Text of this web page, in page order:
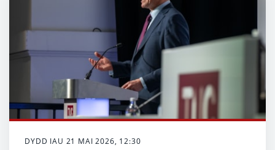
DYDD IAU 21 MAI 2026, 12:30